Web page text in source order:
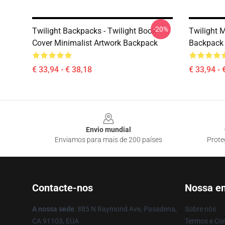
Twilight Backpacks - Twilight Book
Cover Minimalist Artwork Backpack
€ 33,94 - € 38,18
-20%
Twilight
Backpack
€ 33,94 -
Envio mundial
Enviamos para mais de 200 países
Contacte-nos
A nossa sede: 885 N Raymond Ave, Pasadena,
CA 91103, EUA
Nossa
Sobre nós
Termos e